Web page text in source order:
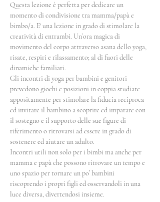
Questa lezione è perfetta per dedicare un
momento di condivisione tra mamma/papà e
bimbo/a. E' una lezione in grado di stimolare la
creatività di entrambi. Un’ora magica di
movimento del corpo attraverso asana dello yoga,
risate, respiri e rilassamento; al di fuori delle
dinamiche familiari.
Gli incontri di yoga per bambini e genitori
prevedono giochi e posizioni in coppia studiate
appositamente per stimolare la fiducia reciproca
ed invitare il bambino a scoprire ed imparare con
il sostegno e il supporto delle sue figure di
riferimento o ritrovarsi ad essere in grado di
sostenere ed aiutare un adulto.
Incontri utili non solo per i bimbi ma anche per
mamma e papà che possono ritrovare un tempo e
uno spazio per tornare un po’ bambini
riscoprendo i propri figli ed osservandoli in una
luce diversa, divertendosi insieme.